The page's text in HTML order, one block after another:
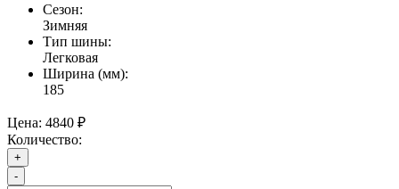
Сезон:
Зимняя
Тип шины:
Легковая
Ширина (мм):
185
Цена: 4840 ₽
Количество:
+
-